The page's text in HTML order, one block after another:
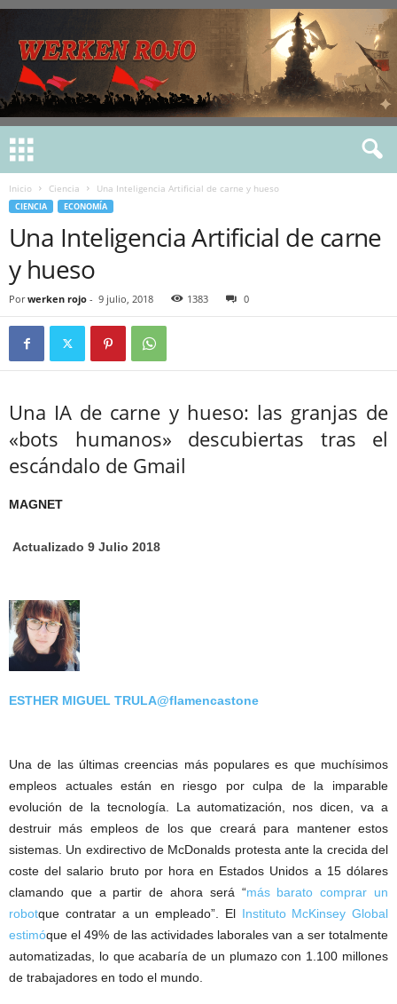
Inicio Ciencia Una Inteligencia Artificial de carne y hueso
CIENCIA ECONOMÍA
Una Inteligencia Artificial de carne
y hueso
Por werken rojo - 9 julio, 2018 1383 0
Una IA de carne y hueso: las granjas de
«bots humanos» descubiertas tras el
escándalo de Gmail
MAGNET
Actualizado 9 Julio 2018
ESTHER MIGUEL TRULA@flamencastone
Una de las últimas creencias más populares es que muchísimos
empleos actuales están en riesgo por culpa de la imparable
evolución de la tecnología. La automatización, nos dicen, va a
destruir más empleos de los que creará para mantener estos
sistemas. Un exdirectivo de McDonalds protesta ante la crecida del
coste del salario bruto por hora en Estados Unidos a 15 dólares
clamando que a partir de ahora será “más barato comprar un
robotque contratar a un empleado”. El Instituto McKinsey Global
estimóque el 49% de las actividades laborales van a ser totalmente
automatizadas, lo que acabaría de un plumazo con 1.100 millones
de trabajadores en todo el mundo.